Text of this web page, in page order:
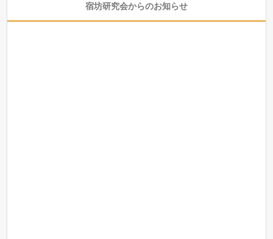
宿坊研究会からのお知らせ